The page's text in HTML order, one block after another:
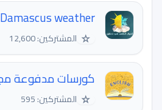
Damascus weather
☆ المشتركين: 12,600
كورسات مدفوعة
☆ المشتركين: 595